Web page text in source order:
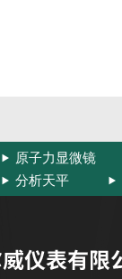
原子力显微镜
分析天平